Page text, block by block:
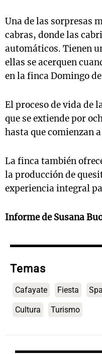
Una de las sorpresas
cabras, donde las
automáticos. Tienen
ellas se acerquen
en la finca Domingo
El proceso de vida de
que se extiende por
hasta que comienzan
La finca también
la producción de
experiencia integral
Informe de Susana
Temas
Cafayate Fiesta
Cultura Turismo